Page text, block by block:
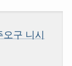
구 니시